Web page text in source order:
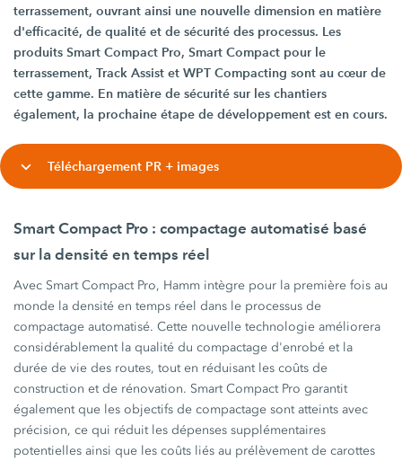
terrassement, ouvrant ainsi une nouvelle dimension en matière
d'efficacité, de qualité et de sécurité des processus. Les
produits Smart Compact Pro, Smart Compact pour le
terrassement, Track Assist et WPT Compacting sont au cœur de
cette gamme. En matière de sécurité sur les chantiers
également, la prochaine étape de développement est en cours.
Téléchargement PR + images
Smart Compact Pro : compactage automatisé basé
sur la densité en temps réel
Avec Smart Compact Pro, Hamm intègre pour la première fois au
monde la densité en temps réel dans le processus de
compactage automatisé. Cette nouvelle technologie améliorera
considérablement la qualité du compactage d'enrobé et la
durée de vie des routes, tout en réduisant les coûts de
construction et de rénovation. Smart Compact Pro garantit
également que les objectifs de compactage sont atteints avec
précision, ce qui réduit les dépenses supplémentaires
potentielles ainsi que les coûts liés au prélèvement de carottes